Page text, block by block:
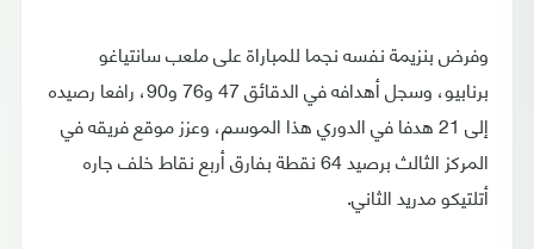
وفرض بنزيمة نفسه نجما للمباراة على ملعب سانتياغو
برنابيو، وسجل أهدافه في الدقائق 47 و76 و90، رافعا رصيده
إلى 21 هدفا في الدوري هذا الموسم، وعزز موقع فريقه في
المركز الثالث برصيد 64 نقطة بفارق أربع نقاط خلف جاره
أتلتيكو مدريد الثاني.